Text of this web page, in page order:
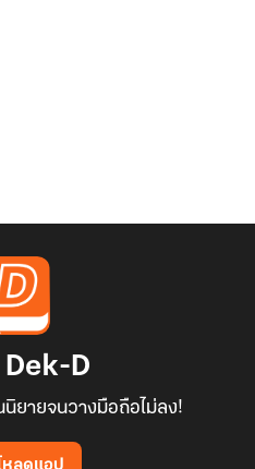
D
ยายจนวางมือถือไม่ลง!